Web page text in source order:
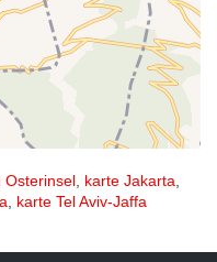
Osterinsel, karte Jakarta,
, karte Tel Aviv-Jaffa